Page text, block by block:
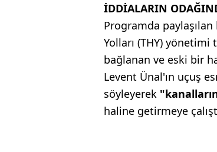
İDDİALARIN
Programda
Yolları (THY)
bağlanan ve eski bir
Levent Ünal'ın uçuş
söyleyerek
haline getirmeye